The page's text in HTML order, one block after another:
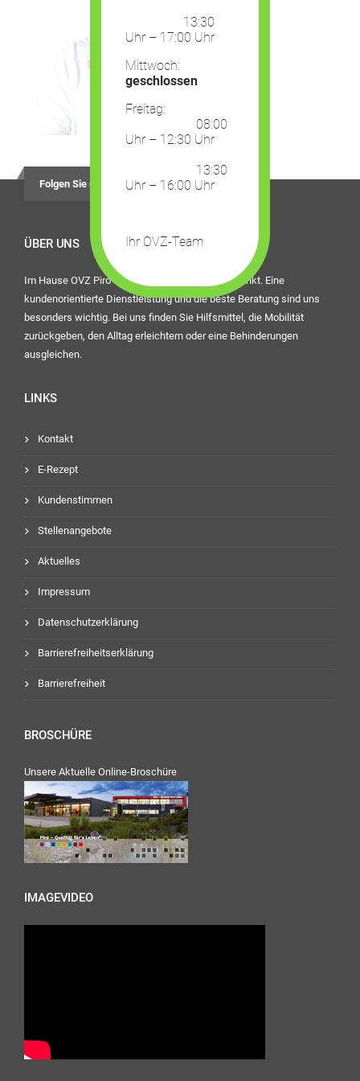
Folgen Sie uns auf
ÜBER UNS
Im Hause OVZ Piro steht der Mensch im Mittelpunkt. Eine
kundenorientierte Dienstleistung und die beste Beratung sind uns
besonders wichtig. Bei uns finden Sie Hilfsmittel, die Mobilität
zurückgeben, den Alltag erleichtern oder eine Behinderungen
ausgleichen.
LINKS
Kontakt
E-Rezept
Kundenstimmen
Stellenangebote
Aktuelles
Impressum
Datenschutzerklärung
Barrierefreiheitserklärung
Barrierefreiheit
BROSCHÜRE
Unsere Aktuelle Online-Broschüre
IMAGEVIDEO
13:30
Uhr – 17:00 Uhr
Mittwoch:
geschlossen
Freitag:
08:00
Uhr – 12:30 Uhr
13:30
Uhr – 16:00 Uhr
Ihr OVZ-Team